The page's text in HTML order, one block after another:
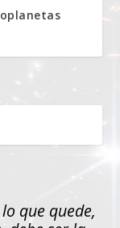
que quede,